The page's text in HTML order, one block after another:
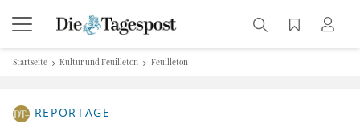
Startseite Kultur und Feuilleton Feuilleton
REPORTAGE